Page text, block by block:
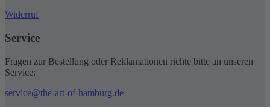
Widerruf
Service
Fragen zur Bestellung oder Reklamationen richte bitte an unseren
Service:
service@the-art-of-hamburg.de